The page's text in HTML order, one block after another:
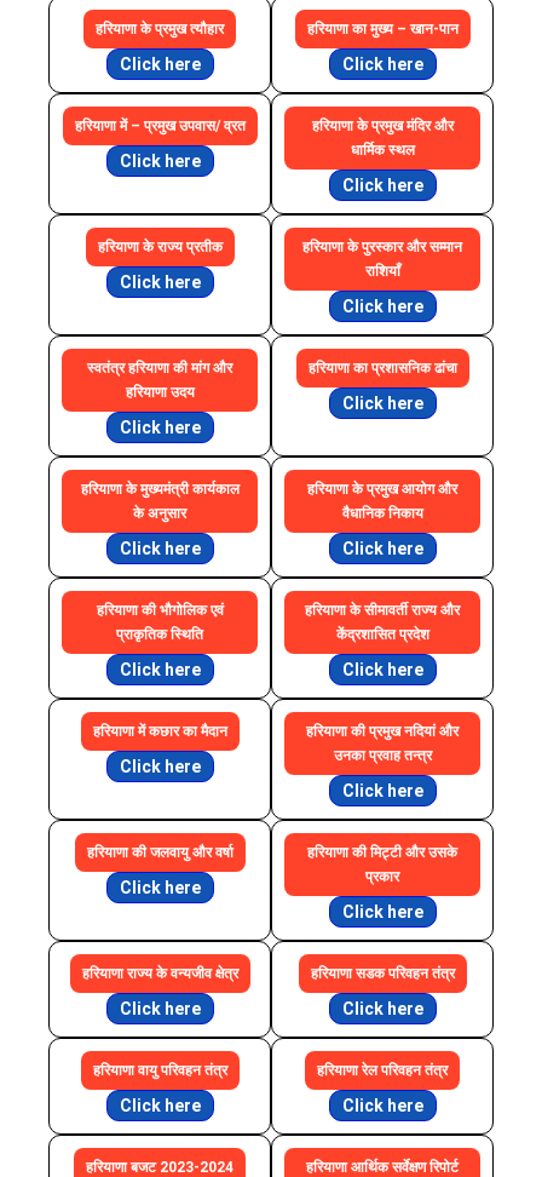
हरियाणा के प्रमुख त्यौहार
Click here
हरियाणा का मुख्य – खान-पान
Click here
हरियाणा में – प्रमुख उपवास/ व्रत
Click here
हरियाणा के प्रमुख मंदिर और
धार्मिक स्थल
Click here
हरियाणा के राज्य प्रतीक
Click here
हरियाणा के पुरस्कार और सम्मान
राशियाँ
Click here
स्वतंत्र हरियाणा की मांग और
हरियाणा उदय
Click here
हरियाणा का प्रशासनिक ढांचा
Click here
हरियाणा के मुख्यमंत्री कार्यकाल
के अनुसार
Click here
हरियाणा के प्रमुख आयोग और
वैधानिक निकाय
Click here
हरियाणा की भौगोलिक एवं
प्राकृतिक स्थिति
Click here
हरियाणा के सीमावर्ती राज्य और
केंद्रशासित प्रदेश
Click here
हरियाणा में कछार का मैदान
Click here
हरियाणा की प्रमुख नदियां और
उनका प्रवाह तन्त्र
Click here
हरियाणा की जलवायु और वर्षा
Click here
हरियाणा की मिट्टी और उसके
प्रकार
Click here
हरियाणा राज्य के वन्यजीव क्षेत्र
Click here
हरियाणा सडक परिवहन तंत्र
Click here
हरियाणा वायु परिवहन तंत्र
Click here
हरियाणा रेल परिवहन तंत्र
Click here
हरियाणा बजट 2023-2024
हरियाणा आर्थिक सर्वेक्षण रिपोर्ट